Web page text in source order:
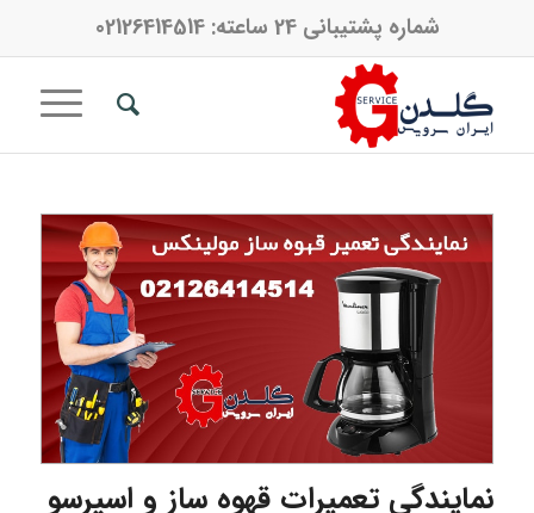
شماره پشتیبانی 24 ساعته: 02126414514
نمایندگی تعمیرات قهوه ساز و اسپرسو